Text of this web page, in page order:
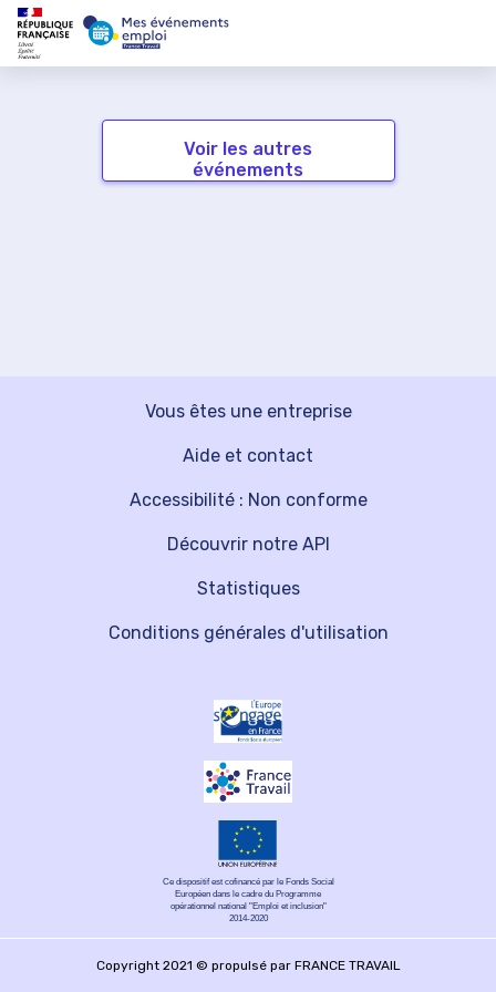
Voir les autres
événements
Vous êtes une entreprise
Découvrir notre API
Aide et contact
Statistiques
Accessibilité : Non conforme
Conditions générales d'utilisation
Ce dispositif est cofinancé par le Fonds Social
Européen dans le cadre du Programme
opérationnel national "Emploi et inclusion"
2014-2020
Copyright 2021 © propulsé par FRANCE TRAVAIL